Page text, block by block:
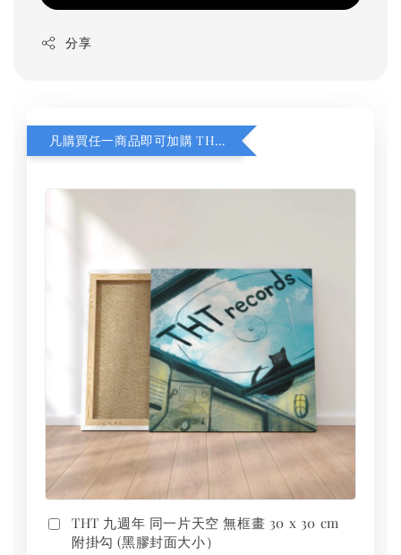
分享
凡購買任一商品即可加購 THT 九週年 同一片天空 無框畫 30 x 30 cm 附掛勾 (黑膠封面大小）
THT 九週年 同一片天空 無框畫 30 x 30 cm
附掛勾 (黑膠封面大小）